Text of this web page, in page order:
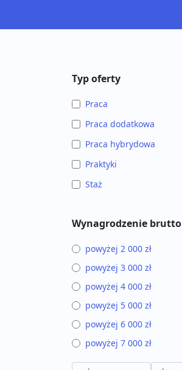
Typ oferty
Praca
Praca dodatkowa
Praca hybrydowa
Praktyki
Staż
Wynagrodzenie brutto
powyżej 2 000 zł
powyżej 3 000 zł
powyżej 4 000 zł
powyżej 5 000 zł
powyżej 6 000 zł
powyżej 7 000 zł